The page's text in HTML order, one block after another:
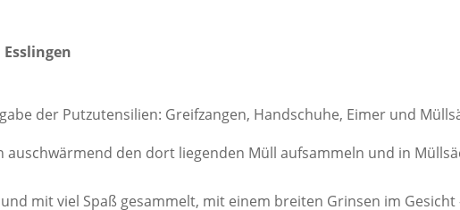
der Putzutensilien: Greifzangen, Handschuhe, Eimer und
auschwärmend den dort liegenden Müll aufsammeln und in
mit viel Spaß gesammelt, mit einem breiten Grinsen im